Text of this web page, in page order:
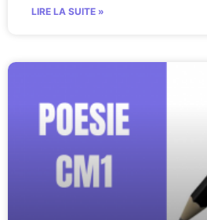
LIRE LA SUITE »